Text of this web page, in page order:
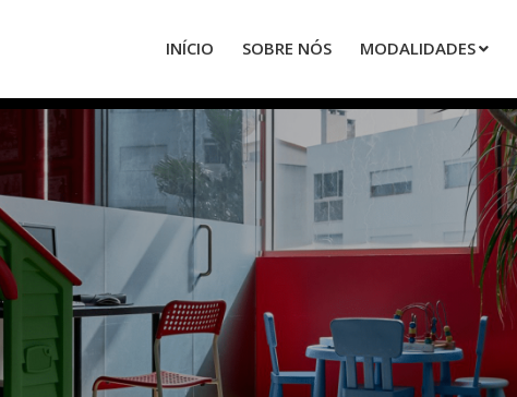
INÍCIO SOBRE NÓS MODALIDADES